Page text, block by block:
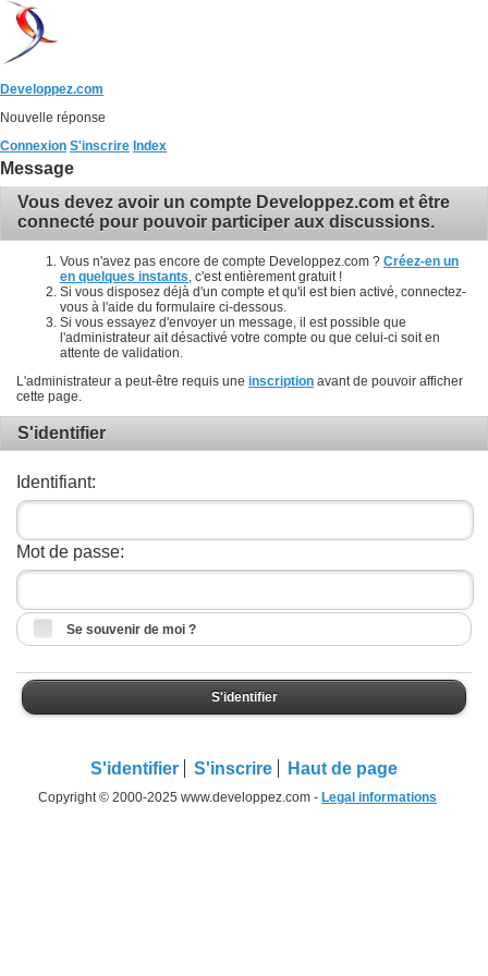
Developpez.com
Nouvelle réponse
Connexion S'inscrire Index
Message
Vous devez avoir un compte Developpez.com et être
connecté pour pouvoir participer aux discussions.
Vous n'avez pas encore de compte Developpez.com ? Créez-en un
en quelques instants , c'est entièrement gratuit !
Si vous disposez déjà d'un compte et qu'il est bien activé, connectez-
vous à l'aide du formulaire ci-dessous.
Si vous essayez d'envoyer un message, il est possible que
l'administrateur ait désactivé votre compte ou que celui-ci soit en
attente de validation.
L'administrateur a peut-être requis une inscription avant de pouvoir afficher
cette page.
S'identifier
Identifiant:
Mot de passe:
Se souvenir de moi ?
S'identifier
S'identifier S'inscrire Haut de page
Copyright © 2000-2025 www.developpez.com - Legal informations